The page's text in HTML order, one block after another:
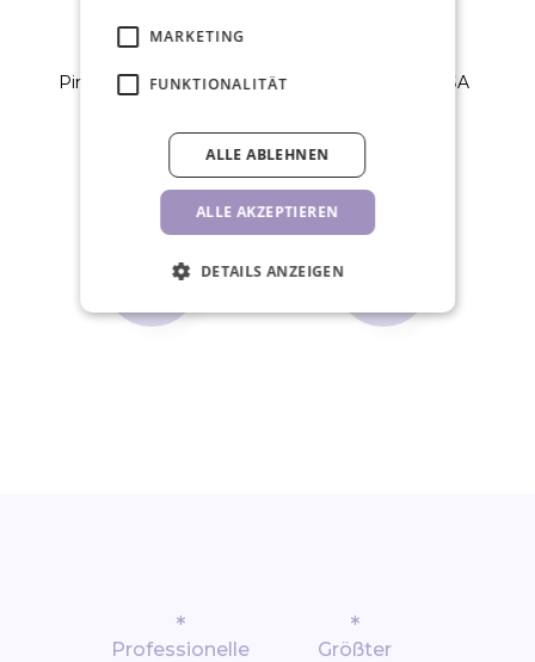
Pinzette Vetus, 00-SA
7,70 €
Pinzette Vetus, 2-SA
7,70 €
*
Professionelle
*
Größter
MARKETING
FUNKTIONALITÄT
ALLE AKZEPTIEREN
ALLE ABLEHNEN
DETAILS ANZEIGEN